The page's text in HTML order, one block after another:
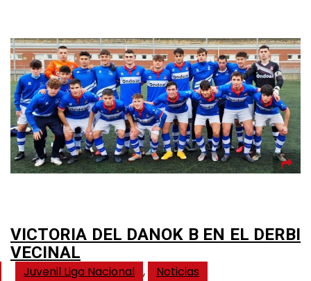
VICTORIA DEL DANOK B EN EL DERBI
VECINAL
Juvenil Liga Nacional ,
Noticias